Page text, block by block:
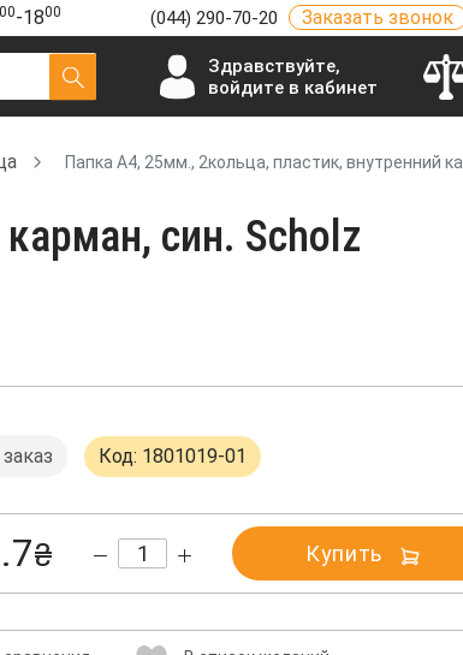
00-1800 (044) 290-70-20 Заказать звонок
Здравствуйте,
войдите в кабинет
Папка А4, 25мм., 2кольца, пластик, внутренний
син. Scholz
Код: 1801019-01
₴ Купить